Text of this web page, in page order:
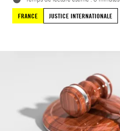
FRANCE
JUSTICE INTERNATIONALE